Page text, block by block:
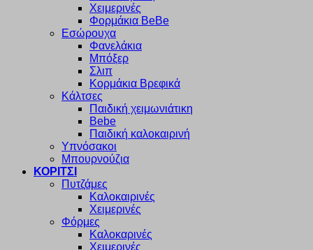
Χειμερινές
Φορμάκια BeBe
Εσώρουχα
Φανελάκια
Μπόξερ
Σλιπ
Κορμάκια Βρεφικά
Κάλτσες
Παιδική χειμωνιάτικη
Bebe
Παιδική καλοκαιρινή
Υπνόσακοι
Μπουρνούζια
ΚΟΡΙΤΣΙ
Πυτζάμες
Καλοκαιρινές
Χειμερινές
Φόρμες
Καλοκαρινές
Χειμερινές